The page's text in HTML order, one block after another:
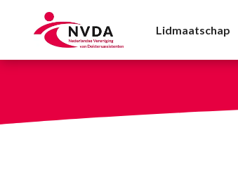
Publicaties - NVDA
Lidmaatschap